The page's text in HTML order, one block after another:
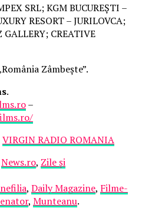
SRL; KGM BUCUREȘTI –
RESORT – JURILOVCA;
CREATIVE
Zâmbește”.
.
–
VIRGIN RADIO ROMANIA
News.ro, Zile și
, Daily Magazine, Filme-
, Munteanu.